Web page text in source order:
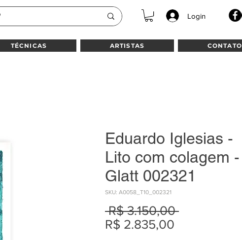
Login
TÉCNICAS ARTISTAS CONTATO
Eduardo Iglesias -
Lito com colagem -
Glatt 002321
SKU: A0058_T10_002321
R$ 3.150,00 Preço
R$ 2.835,00